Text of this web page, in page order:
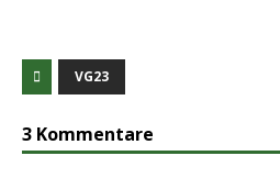
VG23
3 Kommentare